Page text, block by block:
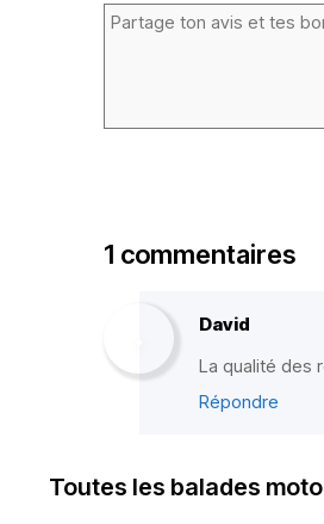
1 commentaires
David
La qualité des
Répondre
Toutes les balades